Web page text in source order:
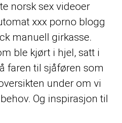
norsk sex videoer
xxx porno blogg
manuell girkasse.
ble kjørt i hjel, satt i
faren til sjåføren som
under om vi
Og inspirasjon til